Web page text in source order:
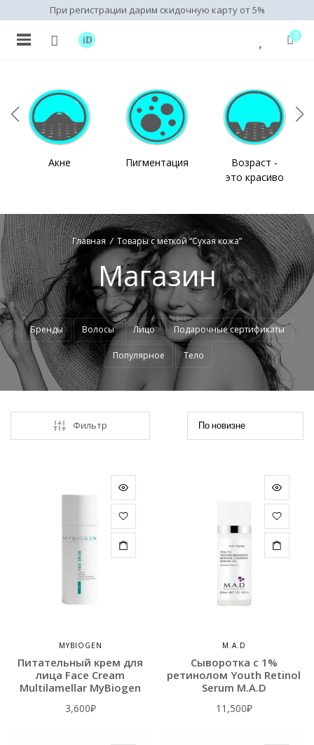
При регистрации дарим скидочную карту от 5%
0
Акне Пигментация
Возраст -
это красиво
Главная / Товары с меткой “Сухая кожа”
Магазин
Бренды Волосы Лицо Подарочные сертификаты
Популярное Тело
Фильтр
MYBIOGEN
Питательный крем для
лица Face Cream
Multilamellar MyBiogen
3,600₽
M.A.D
Сыворотка с 1%
ретинолом Youth Retinol
Serum M.A.D
11,500₽